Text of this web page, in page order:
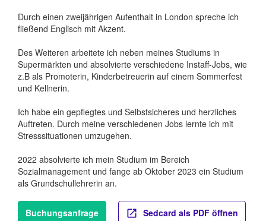
Durch einen zweijährigen Aufenthalt in London spreche ich
fließend Englisch mit Akzent.
Des Weiteren arbeitete ich neben meines Studiums in
Supermärkten und absolvierte verschiedene Instaff-Jobs, wie
z.B als Promoterin, Kinderbetreuerin auf einem Sommerfest
und Kellnerin.
Ich habe ein gepflegtes und Selbstsicheres und herzliches
Auftreten. Durch meine verschiedenen Jobs lernte ich mit
Stresssituationen umzugehen.
2022 absolvierte ich mein Studium im Bereich
Sozialmanagement und fange ab Oktober 2023 ein Studium
als Grundschullehrerin an.
Buchungsanfrage Sedcard als PDF öffnen